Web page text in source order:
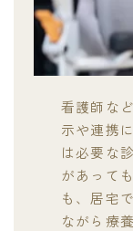
看護師な
示や連携
は必要な
があって
も、居宅
ながら療